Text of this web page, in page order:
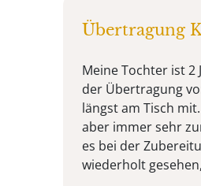
Übertragung
Meine Tochter ist 2
der Übertragung
längst am Tisch
aber immer sehr
es bei der
wiederholt